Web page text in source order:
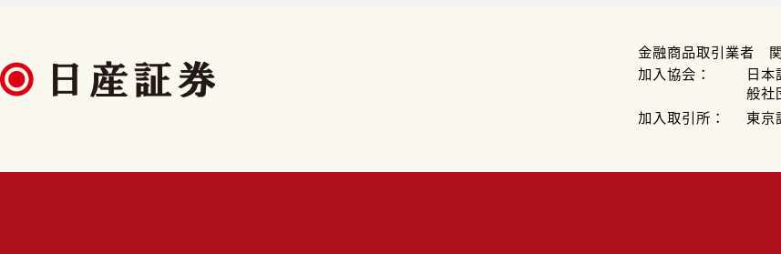
金融商品取引業者
加入協会：
日
般社
加入取引所：
東京